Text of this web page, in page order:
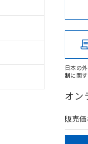
日本の
制に関
オン
販売価